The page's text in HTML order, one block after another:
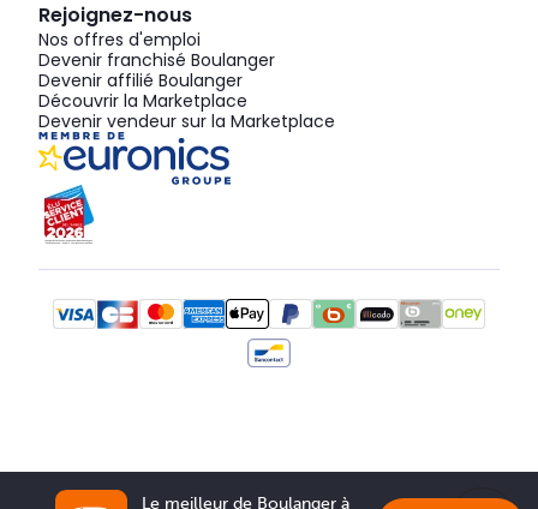
Rejoignez-nous
Nos offres d'emploi
Devenir franchisé Boulanger
Devenir affilié Boulanger
Découvrir la Marketplace
Devenir vendeur sur la Marketplace
Le meilleur de Boulanger à